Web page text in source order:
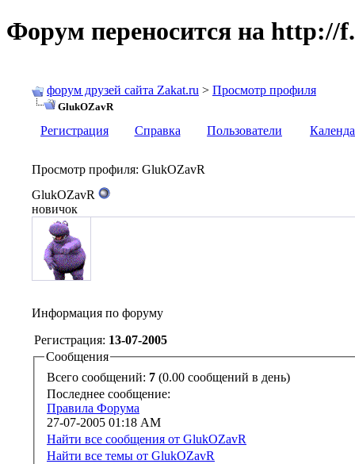
Форум переносится на http://
форум друзей сайта Zakat.ru > Просмотр профиля
GlukOZavR
Регистрация Справка Пользователи
Просмотр профиля: GlukOZavR
GlukOZavR
новичок
Информация по форуму
Регистрация: 13-07-2005
Сообщения
Всего сообщений: 7 (0.00 сообщений в день)
Последнее сообщение:
Правила Форума
27-07-2005 01:18 AM
Найти все сообщения от GlukOZavR
Найти все темы от GlukOZavR